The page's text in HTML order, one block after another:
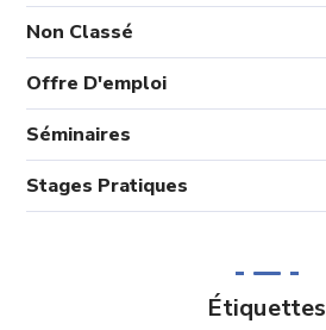
Non Classé
Offre D'emploi
Séminaires
Stages Pratiques
Étiquettes